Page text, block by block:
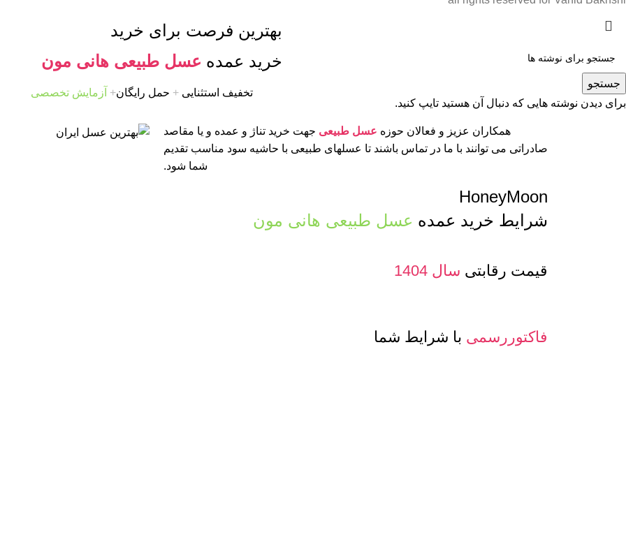
جستجو
برای دیدن نوشته هایی که دنبال آن هستید تایپ کنید.
بهترین فرصت برای خرید
خرید عمده عسل طبیعی هانی مون
تخفیف استثنایی + حمل رایگان+ آزمایش تخصصی
همکاران عزیز و فعالان حوزه عسل طبیعی جهت خرید تناژ و عمده و یا مقاصد
صادراتی می توانند با ما در تماس باشند تا عسلهای طبیعی با حاشیه سود مناسب تقدیم
شما شود.
HoneyMoon
شرایط خرید عمده عسل طبیعی هانی مون
قیمت رقابتی سال 1404
فاکتوررسمی با شرایط شما